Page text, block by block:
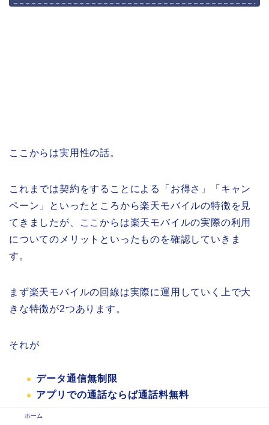
ここからは実用性の話。
これまでは契約をすることによる「お得さ」「キャン
ペーン」といったところから楽天モバイルの特徴を見
てきましたが、ここからは楽天モバイルの実際の利用
についてのメリットといったものを確認していきま
す。
まず楽天モバイルの回線は実際に運用していく上で大
きな特徴が2つあります。
それが
データ通信無制限
アプリでの通話ならば通話料無料
ホーム